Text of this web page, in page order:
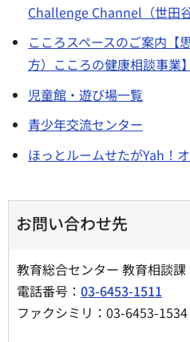
Challenge Channel（世田
こころスペースのご案内【
方）こころの健康相談事業】
児童館・遊び場一覧
青少年交流センター
ほっとルームせたがYah！
お問い合わせ先
教育総合センター 教育相談
電話番号： 03-6453-1511
ファクシミリ：03-6453-1534